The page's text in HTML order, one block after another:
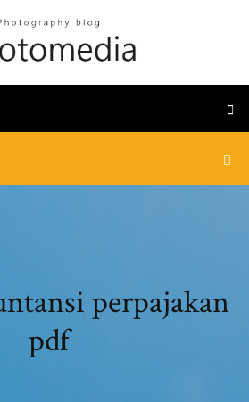
perpajakan
pdf